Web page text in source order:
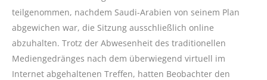
teilgenommen, nachdem Saudi-Arabien von seinem Plan
abgewichen war, die Sitzung ausschließlich online
abzuhalten. Trotz der Abwesenheit des traditionellen
Mediengedränges nach dem überwiegend virtuell im
Internet abgehaltenen Treffen, hatten Beobachter den